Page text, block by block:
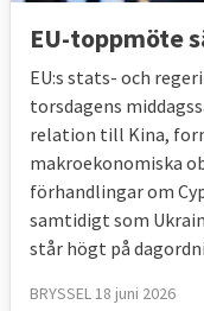
EU-toppmöte
EU:s stats- och
torsdagens
relation till Kina,
makroekonomiska
förhandlingar om
samtidigt som
står högt på
BRYSSEL 18 juni 2026